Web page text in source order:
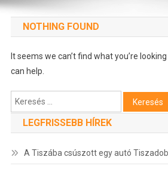
NOTHING FOUND
It seems we can’t find what you’re
can help.
Keresés:
LEGFRISSEBB HÍREK
A Tiszába csúszott egy autó